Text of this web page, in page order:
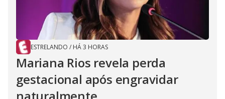
ESTRELANDO / HÁ 3 HORAS
Mariana Rios revela perda
gestacional após engravidar